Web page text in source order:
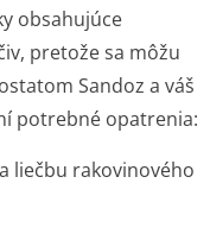
obsahujúce
pretože sa môžu
Sandoz a váš
potrebné opatrenia:
liečbu rakovinového